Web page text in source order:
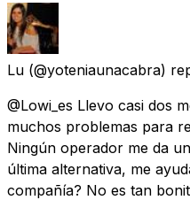
Lu (@yoteniaunacabra)
@Lowi_es Llevo casi dos
muchos problemas para
Ningún operador me da
última alternativa, me
compañía? No es tan